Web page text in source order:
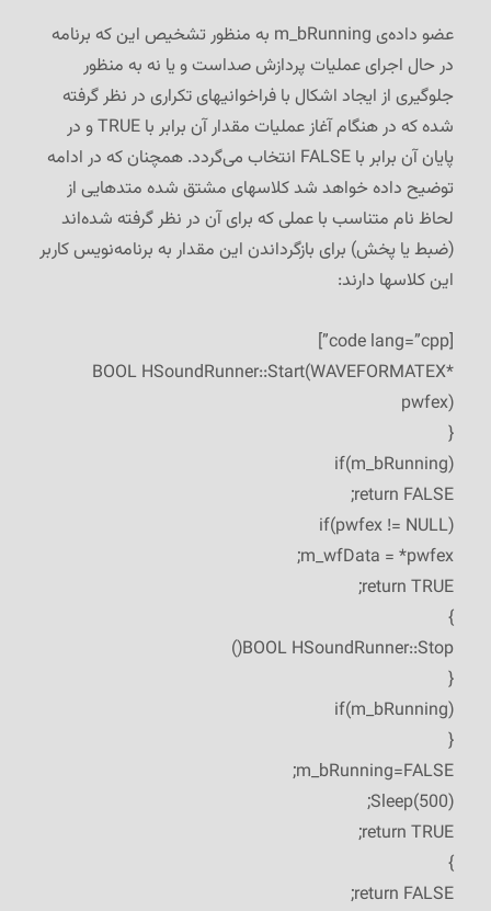
عضو داده‌ی m_bRunning به منظور تشخیص این که برنامه
در حال اجرای عملیات پردازش صداست و یا نه به منظور
جلوگیری از ایجاد اشکال با فراخوانیهای تکراری در نظر گرفته
شده که در هنگام آغاز عملیات مقدار آن برابر با TRUE و در
پایان آن برابر با FALSE انتخاب می‌گردد. همچنان که در ادامه
توضیح داده خواهد شد کلاسهای مشتق شده متدهایی از
لحاظ نام متناسب با عملی که برای آن در نظر گرفته شده‌اند
(ضبط یا پخش) برای بازگرداندن این مقدار به برنامه‌نویس کاربر
این کلاسها دارند:
[code lang=”cpp”]
BOOL HSoundRunner::Start(WAVEFORMATEX*
pwfex)
{
if(m_bRunning)
return FALSE;
if(pwfex != NULL)
m_wfData = *pwfex;
return TRUE;
}
BOOL HSoundRunner::Stop()
{
if(m_bRunning)
{
m_bRunning=FALSE;
Sleep(500);
return TRUE;
}
return FALSE;